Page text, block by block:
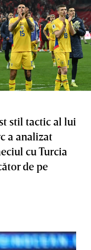
stil tactic al lui
a analizat
cu Turcia
de pe